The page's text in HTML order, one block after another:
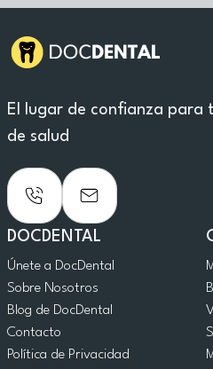
El lugar de confianza para
de salud
DOCDENTAL
Únete a DocDental
Sobre Nosotros
Blog de DocDental
Contacto
Política de Privacidad